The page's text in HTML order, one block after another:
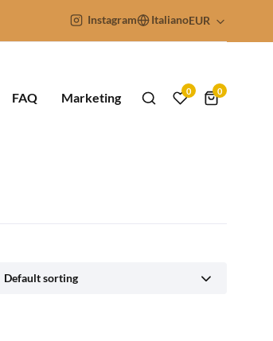
Instagram ItalianoEUR
FAQ Marketing 0 0
Default sorting